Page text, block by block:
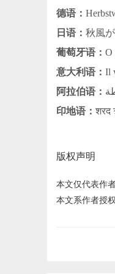
德语：
日语： 秋風
葡萄牙语： O
意大利语： Il
阿拉伯语：
印地语： शरद
版权声明
本文仅代表作
本文系作者授